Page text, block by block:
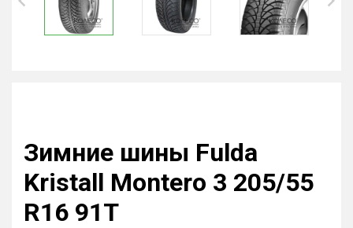
Зимние шины Fulda
Kristall Montero 3 205/55
R16 91T